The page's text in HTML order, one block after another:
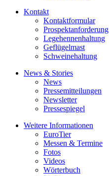
Kontakt
Kontaktformular
Prospektanforderung
Legehennenhaltung
Geflügelmast
Schweinehaltung
News & Stories
News
Pressemitteilungen
Newsletter
Pressespiegel
Weitere Informationen
EuroTier
Messen & Termine
Fotos
Videos
Wörterbuch